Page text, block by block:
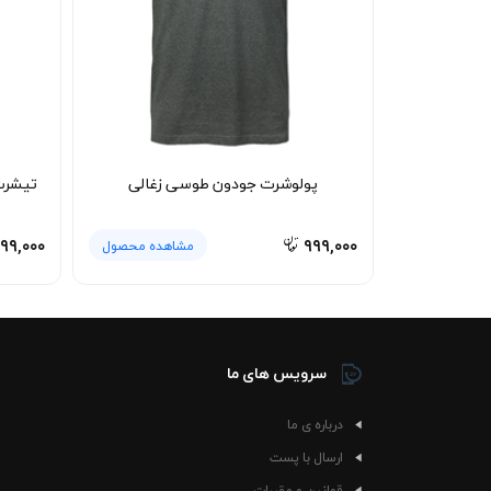
پولوشرت جودون طوسی زغالی
۹۹۹,۰۰۰ مشاهده محصول
سرویس های ما
درباره ی ما
ارسال با پست